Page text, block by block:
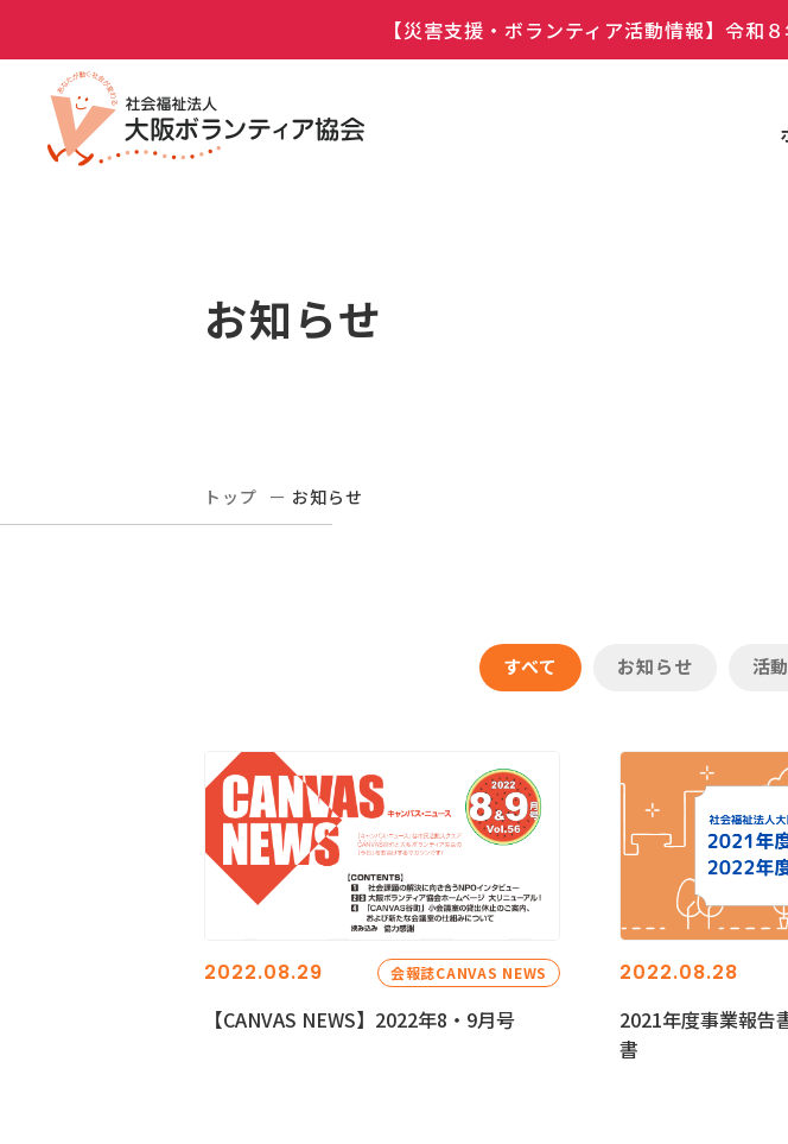
【災害支援・ボランティア活動情報】令和
お知らせ
トップ お知らせ
すべて お知らせ 活
2022.08.29 会報誌CANVAS NEWS
【CANVAS NEWS】2022年8・9月号
2022.08.28
2021年度事業報告
書